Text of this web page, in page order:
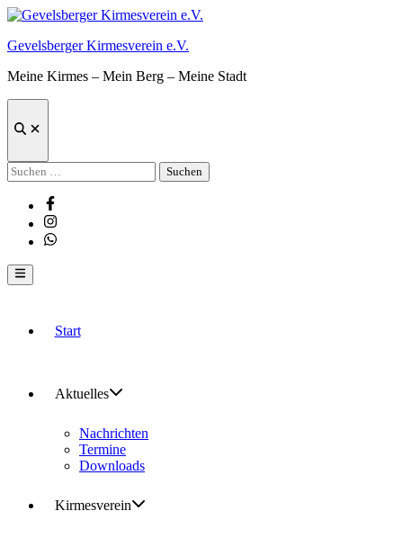
Zum
springen
Gevelsberger Kirmesverein e.V.
Meine Kirmes – Mein Berg – Meine Stadt
Suche
Suchen
nach:
Facebook
Instagram
Whatsapp
Hauptmenü
Start
Aktuelles
Nachrichten
Termine
Downloads
Kirmesverein